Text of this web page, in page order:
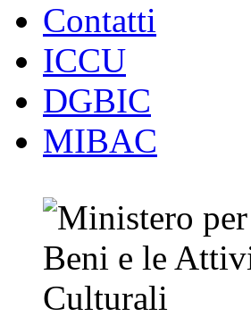
Contatti
ICCU
DGBIC
MIBAC